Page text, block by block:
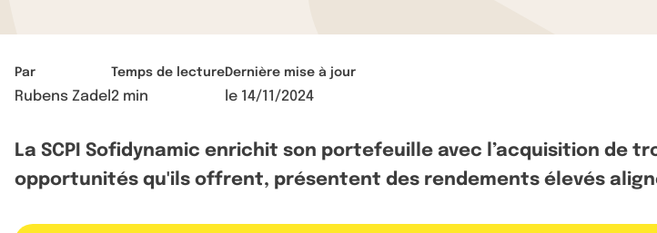
Par
Rubens Zadel
Temps de lecture
2 min
Dernière mise à jour
le 14/11/2024
La SCPI Sofidynamic enrichit son portefeuille avec l’acquisition de
opportunités qu'ils offrent, présentent des rendements élevés